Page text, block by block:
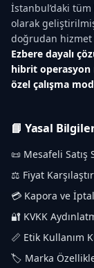
İstanbul’daki
olarak
doğrudan
Ezbere dayalı
hibrit
özel çalışma
📘 Yasal
📜 Mesafeli Satış
⚖️ Fiyat
💳 Kapora ve
🔐 KVKK
📏 Etik Kullanım
🏷️ Marka